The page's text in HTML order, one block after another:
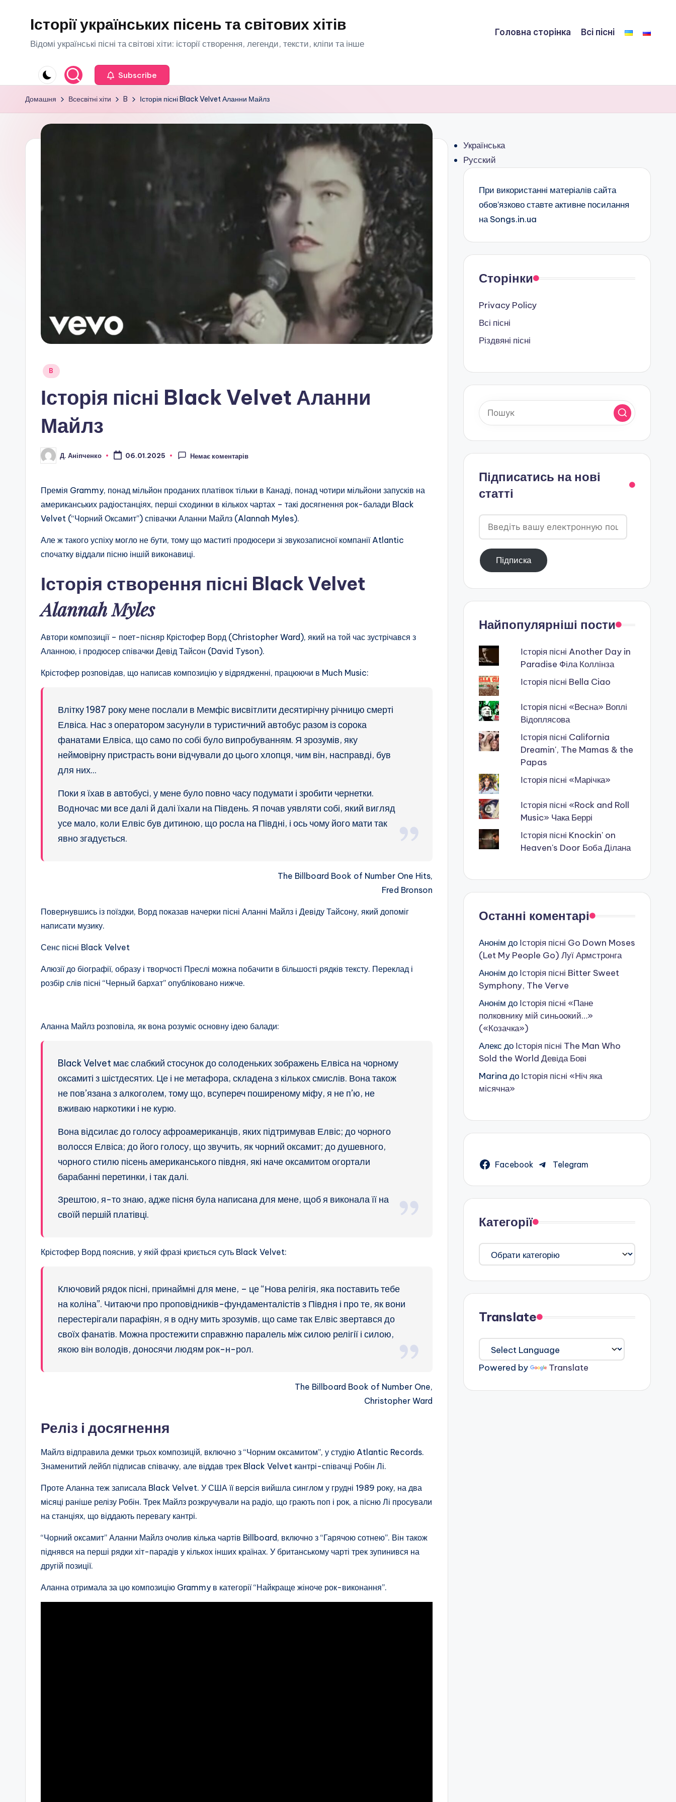
Історії українських пісень та світових хітів
Відомі українські пісні та світові хіти: історії створення, легенди, тексти, кліпи та інше
Головна сторінка Всі пісні
Subscribe
Домашня Всесвітні хіти B Історія пісні Black Velvet Аланни Майлз
Опубліковано
B
Історія пісні Black Velvet Аланни
Майлз
Опубліковано
Д. Аніпченко 06.01.2025 Немає коментарів
Премія Grammy, понад мільйон проданих платівок тільки в Канаді, понад чотири мільйони запусків на
американських радіостанціях, перші сходинки в кількох чартах – такі досягнення рок-балади Black
Velvet (“Чорний Оксамит”) співачки Аланни Майлз (Alannah Myles).
Але ж такого успіху могло не бути, тому що маститі продюсери зі звукозаписної компанії Atlantic
спочатку віддали пісню іншій виконавиці.
Історія створення пісні Black Velvet
Alannah Myles
Автори композиції – поет-пісняр Крістофер Ворд (Christopher Ward), який на той час зустрічався з
Аланною, і продюсер співачки Девід Тайсон (David Tyson).
Крістофер розповідав, що написав композицію у відрядженні, працюючи в Much Music:
Влітку 1987 року мене послали в Мемфіс висвітлити десятирічну річницю смерті
Елвіса. Нас з оператором засунули в туристичний автобус разом із сорока
фанатами Елвіса, що само по собі було випробуванням. Я зрозумів, яку
неймовірну пристрасть вони відчували до цього хлопця, чим він, насправді, був
для них…
Поки я їхав в автобусі, у мене було повно часу подумати і зробити чернетки.
Водночас ми все далі й далі їхали на Південь. Я почав уявляти собі, який вигляд
усе мало, коли Елвіс був дитиною, що росла на Півдні, і ось чому його мати так
явно згадується.
The Billboard Book of Number One Hits,
Fred Bronson
Повернувшись із поїздки, Ворд показав начерки пісні Аланні Майлз і Девіду Тайсону, який допоміг
написати музику.
Сенс пісні Black Velvet
Алюзії до біографії, образу і творчості Преслі можна побачити в більшості рядків тексту. Переклад і
розбір слів пісні “Черный бархат” опубліковано нижче.
Аланна Майлз розповіла, як вона розуміє основну ідею балади:
Black Velvet має слабкий стосунок до солоденьких зображень Елвіса на чорному
оксамиті з шістдесятих. Це і не метафора, складена з кількох смислів. Вона також
не пов’язана з алкоголем, тому що, всупереч поширеному міфу, я не п’ю, не
вживаю наркотики і не курю.
Вона відсилає до голосу афроамериканців, яких підтримував Елвіс; до чорного
волосся Елвіса; до його голосу, що звучить, як чорний оксамит; до душевного,
чорного стилю пісень американського півдня, які наче оксамитом огортали
барабанні перетинки, і так далі.
Зрештою, я-то знаю, адже пісня була написана для мене, щоб я виконала її на
своїй першій платівці.
Крістофер Ворд пояснив, у якій фразі криється суть Black Velvet:
Ключовий рядок пісні, принаймні для мене, – це “Нова релігія, яка поставить тебе
на коліна”. Читаючи про проповідників-фундаменталістів з Півдня і про те, як вони
перестерігали парафіян, я в одну мить зрозумів, що саме так Елвіс звертався до
своїх фанатів. Можна простежити справжню паралель між силою релігії і силою,
якою він володів, доносячи людям рок-н-рол.
The Billboard Book of Number One,
Christopher Ward
Реліз і досягнення
Майлз відправила демки трьох композицій, включно з “Чорним оксамитом”, у студію Atlantic Records.
Знаменитий лейбл підписав співачку, але віддав трек Black Velvet кантрі-співачці Робін Лі.
Проте Аланна теж записала Black Velvet. У США її версія вийшла синглом у грудні 1989 року, на два
місяці раніше релізу Робін. Трек Майлз розкручували на радіо, що грають поп і рок, а пісню Лі просували
на станціях, що віддають перевагу кантрі.
“Чорний оксамит” Аланни Майлз очолив кілька чартів Billboard, включно з “Гарячою сотнею”. Він також
піднявся на перші рядки хіт-парадів у кількох інших країнах. У британському чарті трек зупинився на
другій позиції.
Аланна отримала за цю композицію Grammy в категорії “Найкраще жіноче рок-виконання”.
Українська
Русский
При використанні матеріалів сайта
обов’язково ставте активне посилання
на Songs.in.ua
Сторінки
Privacy Policy
Всі пісні
Різдвяні пісні
Підписатись на нові
статті
Введіть
вашу
електронную
поштуПідписка
Найпопулярніші пости
Історія пісні Another Day in
Paradise Філа Коллінза
Історія пісні Bella Ciao
Історія пісні «Весна» Воплі
Відоплясова
Історія пісні California
Dreamin', The Mamas & the
Papas
Історія пісні «Марічка»
Історія пісні «Rock and Roll
Music» Чака Беррі
Історія пісні Knockin' on
Heaven's Door Боба Ділана
Останні коментарі
Анонім до Історія пісні Go Down Moses
(Let My People Go) Луї Армстронга
Анонім до Історія пісні Bitter Sweet
Symphony, The Verve
Анонім до Історія пісні «Пане
полковнику мій синьоокий…»
(«Козачка»)
Алекс до Історія пісні The Man Who
Sold the World Девіда Бові
Marina до Історія пісні «Ніч яка
місячна»
Facebook Telegram
Категорії
Категорії
Translate
Powered by Translate